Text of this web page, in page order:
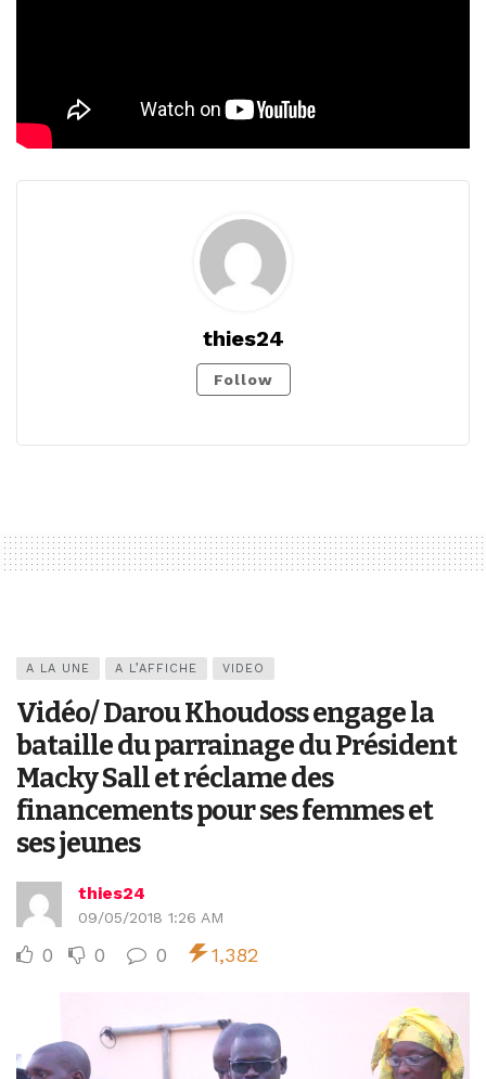
thies24
Follow
A LA UNE A L’AFFICHE VIDEO
Vidéo/ Darou Khoudoss engage la
bataille du parrainage du Président
Macky Sall et réclame des
financements pour ses femmes et
ses jeunes
thies24
09/05/2018 1:26 AM
0 0 0 1,382